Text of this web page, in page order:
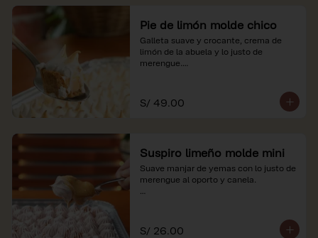
Pie de limón molde chico
Galleta suave y crocante, crema de
limón de la abuela y lo justo de
merengue.
soles e incluyen impuestos de ley y
recargo al consumo.
S/ 49.00
Suspiro limeño molde mini
Suave manjar de yemas con lo justo de
merengue al oporto y canela.
S/ 26.00